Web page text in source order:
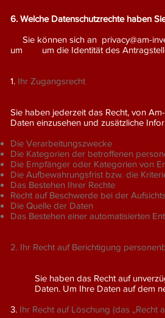
6. Welche Datenschutzrechte haben
Sie können sich an privacy@am-
um um die Identität des
1. Ihr Zugangsrecht
Sie haben jederzeit das Recht, von
Daten einzusehen und zusätzliche
Die Verarbeitungszwecke
Die Kategorien der betroffenen
Die Empfänger oder Kategorien von
Die Aufbewahrungsfrist bzw. die
Das Bestehen Ihrer Rechte
Recht auf Beschwerde bei der
Die Quelle der Daten
Das Bestehen einer automatisierten
2. Ihr Recht auf Berichtigung
Sie haben das Recht auf
Daten. Um Ihre Daten auf dem
3. Ihr Recht auf Löschung (das „Recht